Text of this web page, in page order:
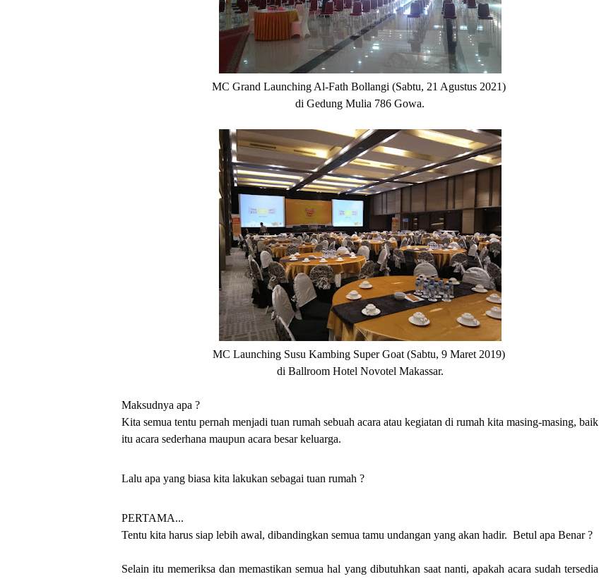
MC Grand Launching Al-Fath Bollangi (Sabtu, 21 Agustus 2021)
di Gedung Mulia 786 Gowa.
MC Launching Susu Kambing Super Goat (Sabtu, 9 Maret 2019)
di Ballroom Hotel Novotel Makassar.
Maksudnya apa ?
Kita semua tentu pernah menjadi tuan rumah sebuah acara atau kegiatan di rumah kita masing-masing, baik
itu acara sederhana maupun acara besar keluarga.
Lalu apa yang biasa kita lakukan sebagai tuan rumah ?
PERTAMA...
Tentu kita harus siap lebih awal, dibandingkan semua tamu undangan yang akan hadir.  Betul apa Benar ?
Selain itu memeriksa dan memastikan semua hal yang dibutuhkan saat nanti, apakah acara sudah tersedia